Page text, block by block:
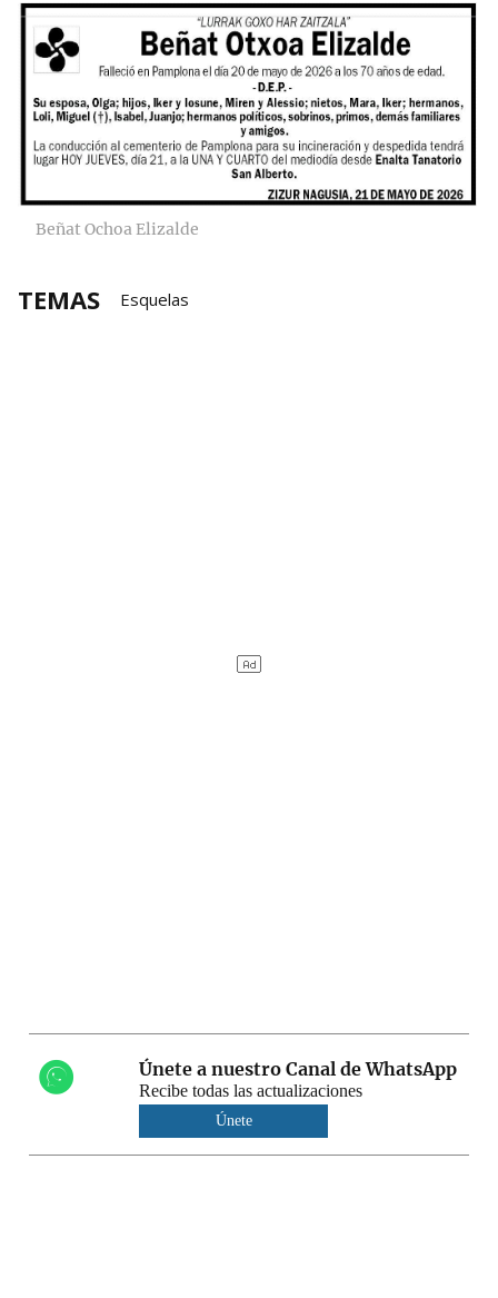
Beñat Ochoa Elizalde
TEMAS Esquelas
Únete a nuestro Canal de WhatsApp
Recibe todas las actualizaciones
Únete